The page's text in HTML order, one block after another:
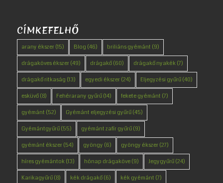
CÍMKEFELHŐ
arany ékszer(15) Blog (46) briliáns gyémánt (9)
drágaköves ékszer(49) drágakő(60) drágakő nyakék(7)
drágakő ritkaság (13) egyedi ékszer(24) Eljegyzési gyűrű(40)
esküvő(8) Fehérarany gyűrű(14) fekete gyémánt (7)
gyémánt (52) Gyémánt eljegyzési gyűrű(45)
Gyémántgyűrű(55) gyémánt zafír gyűrű(9)
gyémánt ékszer(54) gyöngy (6) gyöngy ékszer(27)
híres gyémántok(13) hónap drágaköve(9) Jegygyűrű(24)
Karikagyűrű(8) kék drágakő(6) kék gyémánt (7)